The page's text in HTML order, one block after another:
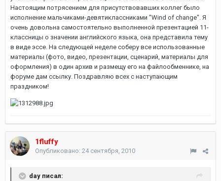
Настоящим потрясением для присутствовавших коллег было
исполнение мальчиками-девятиклассниками "Wind of change". Я
очень довольна самостоятельно выполненной презентацией 11-
классницы о значении английского языка, она представила тему
в виде эссе. На следующей неделе соберу все использованные
материалы (фото, видео, презентации, сценарий, материалы для
оформления) в один архив и размещу его на файлообменнике, на
форуме дам ссылку. Поздравляю всех с наступающим
праздником!
1fluffy
Опубликовано: 24 сентября, 2010
day писал: